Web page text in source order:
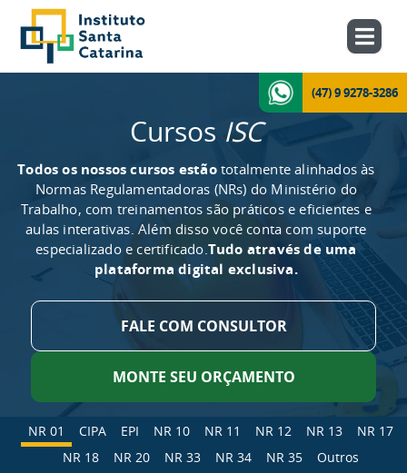
(47) 9 9278-3286
Cursos ISC
Todos os nossos cursos estãototalmente alinhados às
Normas Regulamentadoras (NRs) do Ministério do
Trabalho, com treinamentos são práticos e eficientes e
aulas interativas. Além disso você conta com suporte
especializado e certificado.Tudo através de uma
plataforma digital exclusiva.
FALE COM CONSULTOR
MONTE SEU ORÇAMENTO
NR 01 CIPA EPI NR 10 NR 11 NR 12 NR 13
NR 17
NR 18
NR 20 NR 33 NR 34 NR 35 Outros